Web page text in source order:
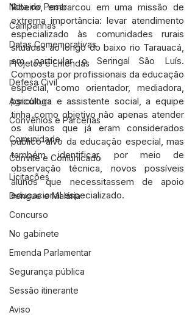
Nota de Pesar
Campanhas
Datas Comemorativas
Projetos e Emendas
Defesa Civil
Agricultura
Convênios e Parcerias
Comunidade
Convite e Comunicado
Licitações
Dengue e Malária
Concurso
No gabinete
Emenda Parlamentar
Segurança pública
Sessão itinerante
Aviso
Ribeiro, embarcou em uma missão de
extrema importância: levar atendimento
especializado às comunidades rurais
situadas ao longo do baixo rio Tarauacá,
em particular o Seringal São Luís.
Composta por profissionais da educação
especial, como orientador, mediadora,
psicóloga e assistente social, a equipe
tinha como objetivo não apenas atender
os alunos que já eram considerados
público-alvo da educação especial, mas
também identificar, por meio de
observação técnica, novos possíveis
alunos que necessitassem de apoio
educacional especializado.